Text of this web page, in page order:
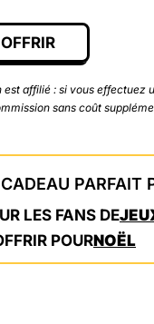
était :
59,99 €.
OFFRIR
est affilié : si vous effectuez
sans coût
PARFAIT
LES FANS DE
POURNOËL